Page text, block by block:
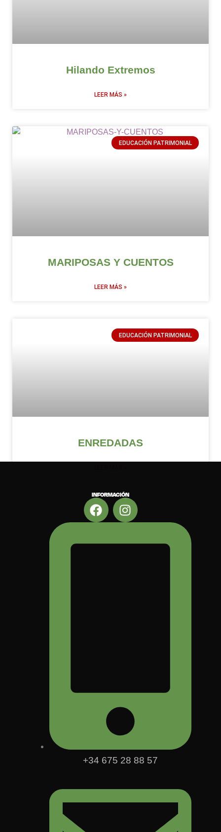
Hilando Extremos
LEER MÁS »
EDUCACIÓN PATRIMONIAL
MARIPOSAS Y CUENTOS
LEER MÁS »
EDUCACIÓN PATRIMONIAL
ENREDADAS
INFORMACIÓN
+34 675 28 88 57